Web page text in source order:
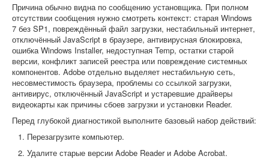
Причина обычно видна по сообщению установщика. При полном
отсутствии сообщения нужно смотреть контекст: старая Windows
7 без SP1, повреждённый файл загрузки, нестабильный интернет,
отключённый JavaScript в браузере, антивирусная блокировка,
ошибка Windows Installer, недоступная Temp, остатки старой
версии, конфликт записей реестра или повреждение системных
компонентов. Adobe отдельно выделяет нестабильную сеть,
несовместимость браузера, проблемы со ссылкой загрузки,
антивирус, отключённый JavaScript и устаревшие драйверы
видеокарты как причины сбоев загрузки и установки Reader.
Перед глубокой диагностикой выполните базовый набор действий:
Перезагрузите компьютер.
Удалите старые версии Adobe Reader и Adobe Acrobat.